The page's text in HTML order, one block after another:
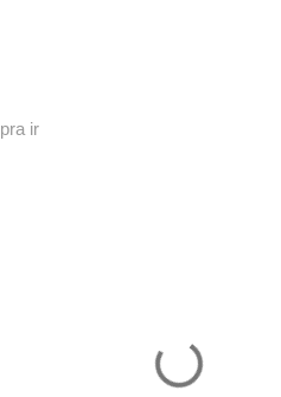
ir